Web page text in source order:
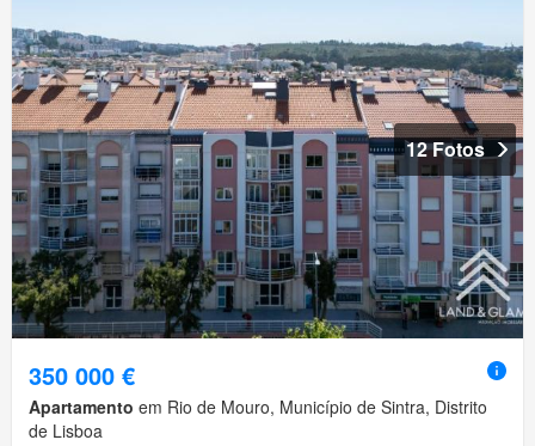
12 Fotos
350 000 €
Apartamento em Rio de Mouro, Município de Sintra, Distrito
de Lisboa